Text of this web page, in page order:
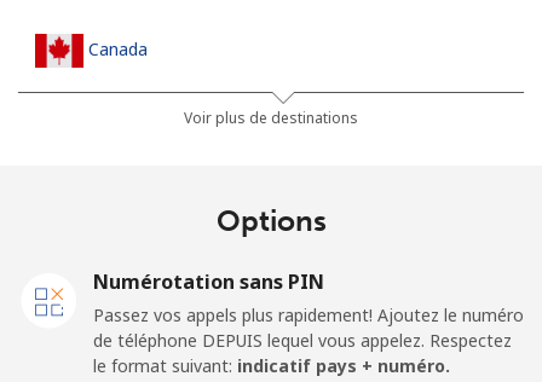
Canada
⁦1.5¢⁩
333 min pour
⁦35.9¢⁩ 13 min pour ⁦€5⁩ ⁦14¢⁩
Voir plus de destinations
Options
Numérotation sans PIN
Passez vos appels plus rapidement! Ajoutez le numéro
de téléphone DEPUIS lequel vous appelez. Respectez
le format suivant: indicatif pays + numéro.